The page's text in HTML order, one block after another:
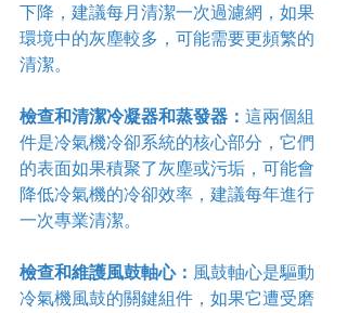
下降，建議每月清潔一次過濾網，如果
環境中的灰塵較多，可能需要更頻繁的
清潔。
檢查和清潔冷凝器和蒸發器： 這兩個組
件是冷氣機冷卻系統的核心部分，它們
的表面如果積聚了灰塵或污垢，可能會
降低冷氣機的冷卻效率，建議每年進行
一次專業清潔。
檢查和維護風鼓軸心： 風鼓軸心是驅動
冷氣機風鼓的關鍵組件，如果它遭受磨